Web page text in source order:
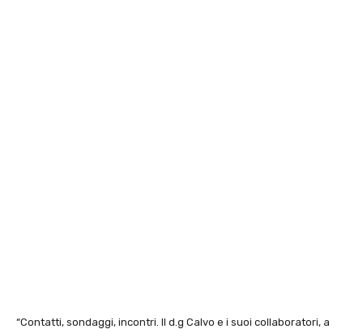
“Contatti, sondaggi, incontri. Il d.g Calvo e i suoi collaboratori, a